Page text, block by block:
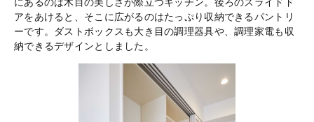
にあるのは木目の美しさが際立つキッチン。後ろのスライドド
アをあけると、そこに広がるのはたっぷり収納できるパントリ
ーです。ダストボックスも大き目の調理器具や、調理家電も収
納できるデザインとしました。